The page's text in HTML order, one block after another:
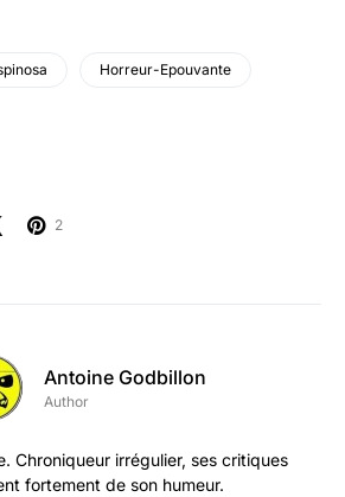
Horreur-Epouvante
2
Antoine Godbillon
Author
Chroniqueur irrégulier, ses critiques
fortement de son humeur.